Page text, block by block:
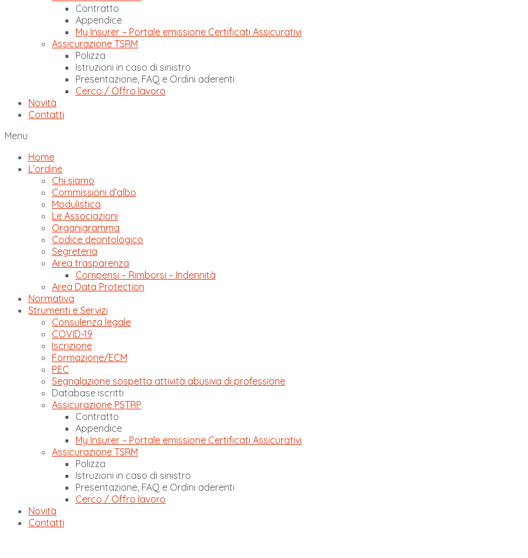
Contratto
Appendice
My Insurer – Portale emissione Certificati Assicurativi
Assicurazione TSRM
Polizza
Istruzioni in caso di sinistro
Presentazione, FAQ e Ordini aderenti
Cerco / Offro lavoro
Novità
Contatti
Menu
Home
L’ordine
Chi siamo
Commissioni d’albo
Modulistica
Le Associazioni
Organigramma
Codice deontologico
Segreteria
Area trasparenza
Compensi – Rimborsi – Indennità
Area Data Protection
Normativa
Strumenti e Servizi
Consulenza legale
COVID-19
Iscrizione
Formazione/ECM
PEC
Segnalazione sospetta attività abusiva di professione
Database iscritti
Assicurazione PSTRP
Contratto
Appendice
My Insurer – Portale emissione Certificati Assicurativi
Assicurazione TSRM
Polizza
Istruzioni in caso di sinistro
Presentazione, FAQ e Ordini aderenti
Cerco / Offro lavoro
Novità
Contatti